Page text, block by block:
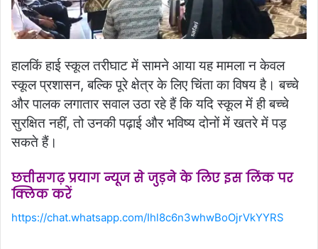
हालकिं हाई स्कूल तरीघाट में सामने आया यह मामला न केवल
स्कूल प्रशासन, बल्कि पूरे क्षेत्र के लिए चिंता का विषय है। बच्चे
और पालक लगातार सवाल उठा रहे हैं कि यदि स्कूल में ही बच्चे
सुरक्षित नहीं, तो उनकी पढ़ाई और भविष्य दोनों में खतरे में पड़
सकते हैं।
छत्तीसगढ़ प्रयाग न्यूज से जुड़ने के लिए इस लिंक पर
क्लिक करें
https://chat.whatsapp.com/Ihl8c6n3whwBoOjrVkYYRS